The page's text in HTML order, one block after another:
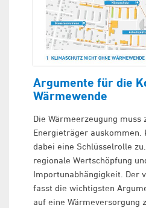
Argumente für die
Wärmewende
Die Wärmeerzeugung
Energieträger auskommen.
dabei eine Schlüsselrolle
regionale Wertschöpfung
Importunabhängigkeit. Der
fasst die wichtigsten
auf eine Wärmeversorgung